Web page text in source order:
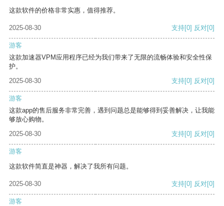
这款软件的价格非常实惠，值得推荐。
2025-08-30 支持[0] 反对[0]
游客
这款加速器VPM应用程序已经为我们带来了无限的流畅体验和安全性保
护。
2025-08-30
支持[0] 反对[0]
游客
这款app的售后服务非常完善，遇到问题总是能够得到妥善解决，让我能
够放心购物。
2025-08-30
支持[0] 反对[0]
游客
这款软件简直是神器，解决了我所有问题。
2025-08-30 支持[0] 反对[0]
游客